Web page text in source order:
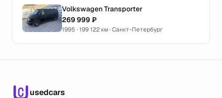
Volkswagen Transporter
269 999 ₽
1995 · 199 122 км · Санкт-Петербург
usedcars